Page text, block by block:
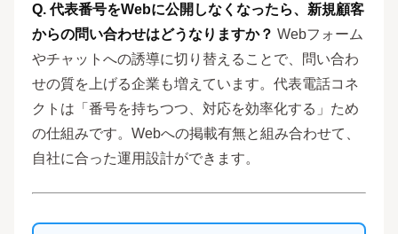
Q. 代表番号をWebに公開しなくなったら、新規顧客
からの問い合わせはどうなりますか？ Webフォーム
やチャットへの誘導に切り替えることで、問い合わ
せの質を上げる企業も増えています。代表電話コネ
クトは「番号を持ちつつ、対応を効率化する」ため
の仕組みです。Webへの掲載有無と組み合わせて、
自社に合った運用設計ができます。